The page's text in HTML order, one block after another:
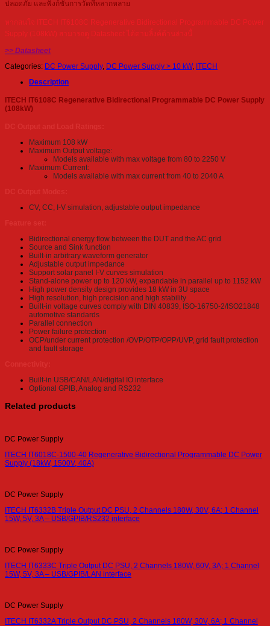
ปลอดภัย และฟังก์ชันการวัดที่หลากหลาย
หากสนใจ ITECH IT6108C Regenerative Bidirectional Programmable DC Power
Supply (108kW) สามารถดู Datasheet ได้ตามลิ้งค์ด้านล่างนี้
>> Datasheet
Categories: DC Power Supply, DC Power Supply > 10 kW, ITECH
Description
ITECH IT6108C Regenerative Bidirectional Programmable DC Power Supply
(108kW)
Maximum 108 kW
Maximum Output voltage:
Models available with max voltage from 80 to 2250 V
Maximum Current:
Models available with max current from 40 to 2040 A
CV, CC, I-V simulation, adjustable output impedance
Bidirectional energy flow between the DUT and the AC grid
Source and Sink function
Built-in arbitrary waveform generator
Adjustable output impedance
Support solar panel I-V curves simulation
Stand-alone power up to 120 kW, expandable in parallel up to 1152 kW
High power density design provides 18 kW in 3U space
High resolution, high precision and high stability
Built-in voltage curves comply with DIN 40839, ISO-16750-2/ISO21848
automotive standards
Parallel connection
Power failure protection
OCP/under current protection /OVP/OTP/OPP/UVP, grid fault protection
and fault storage
Built-in USB/CAN/LAN/digital IO interface
Optional GPIB, Analog and RS232
Related products
DC Power Supply
ITECH IT6018C-1500-40 Regenerative Bidirectional Programmable DC Power
Supply (18kW, 1500V, 40A)
DC Power Supply
ITECH IT6332B Triple Output DC PSU, 2 Channels 180W, 30V, 6A; 1 Channel
15W, 5V, 3A – USB/GPIB/RS232 interface
DC Power Supply
ITECH IT6333C Triple Output DC PSU, 2 Channels 180W, 60V, 3A; 1 Channel
15W, 5V, 3A – USB/GPIB/LAN interface
DC Power Supply
ITECH IT6332A Triple Output DC PSU, 2 Channels 180W, 30V, 6A; 1 Channel